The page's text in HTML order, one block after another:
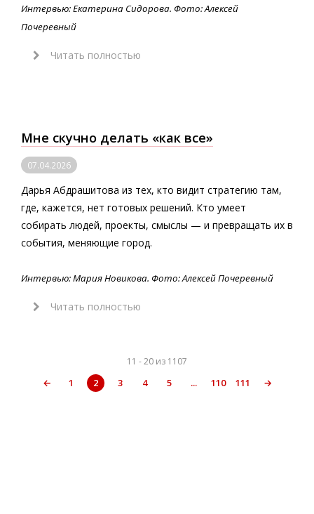
Интервью: Екатерина Сидорова. Фото: Алексей
Почеревный
Читать полностью
Мне скучно делать «как все»
07.04.2026
Дарья Абдрашитова из тех, кто видит стратегию там,
где, кажется, нет готовых решений. Кто умеет
собирать людей, проекты, смыслы — и превращать их в
события, меняющие город.
Интервью: Мария Новикова. Фото: Алексей Почеревный
Читать полностью
11 - 20 из 1107
← 1 2 3 4 5 ... 110 111 →